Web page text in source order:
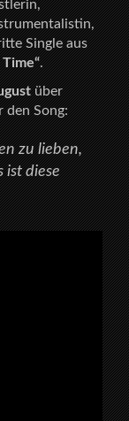
Single aus
.
über
den Song:
zu lieben,
ist diese